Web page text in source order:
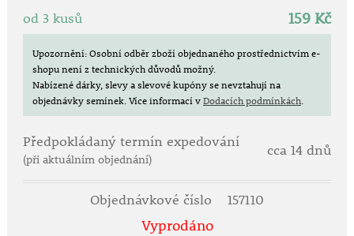
od 3 kusů 159 Kč
Upozornění: Osobní odběr zboží objednaného prostřednictvím e-
shopu není z technických důvodů možný.
Nabízené dárky, slevy a slevové kupóny se nevztahují na
objednávky semínek.Více informací vDodacích podmínkách.
Předpokládaný termín expedování
(při aktuálním objednání)
cca 14 dnů
Objednávkové číslo 157110
Vyprodáno